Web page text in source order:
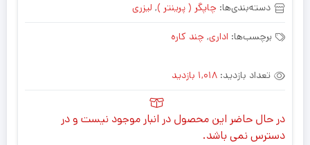
دسته‌بندی‌ها: چاپگر ( پرینتر ), لیزری
برچسب‌ها: اداری, چند کاره
تعداد بازدید: 1,018 بازدید
در حال حاضر این محصول در انبار موجود نیست و در
دسترس نمی باشد.